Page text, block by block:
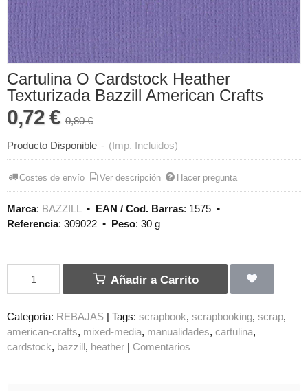
Cartulina O Cardstock Heather
Texturizada Bazzill American Crafts
0,72 € 0,80 €
Producto Disponible - (Imp. Incluidos)
Costes de envío Ver descripción Hacer pregunta
Marca: BAZZILL• EAN / Cod. Barras: 1575 •
Referencia: 309022 • Peso: 30 g
Añadir a Carrito
Categoría: REBAJAS Tags: scrapbook scrapbooking scrap
american-crafts mixed-media manualidades cartulina
cardstock
bazzill heather Comentarios